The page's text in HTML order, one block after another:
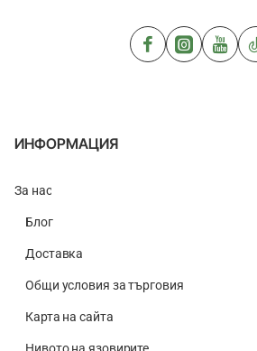
ИНФОРМАЦИЯ
За нас
Блог
Доставка
Общи условия за търговия
Карта на сайта